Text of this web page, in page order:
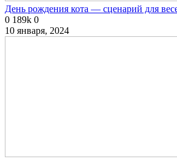
День рождения кота — сценарий для
0 189k 0
10 января, 2024